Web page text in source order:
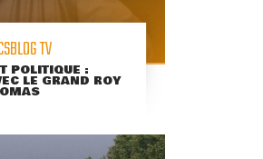
TV
POLITIQUE :
LE GRAND ROY